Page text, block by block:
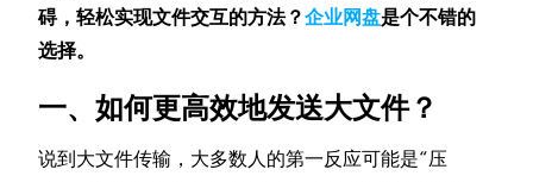
碍，轻松实现文件交互的方法？企业网盘是个不错的
选择。
一、如何更高效地发送大文件？
说到大文件传输，大多数人的第一反应可能是“压